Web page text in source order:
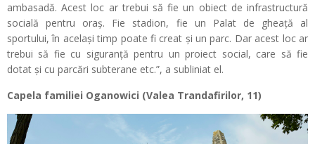
ambasadă. Acest loc ar trebui să fie un obiect de infrastructură
socială pentru oraș. Fie stadion, fie un Palat de gheață al
sportului, în același timp poate fi creat și un parc. Dar acest loc ar
trebui să fie cu siguranță pentru un proiect social, care să fie
dotat și cu parcări subterane etc.”, a subliniat el.
Capela familiei Oganowici (Valea Trandafirilor, 11)